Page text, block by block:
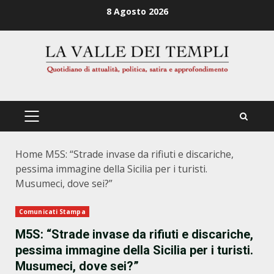
8 Agosto 2026
PRIMÄRES
Home M5S: “Strade invase da rifiuti e discariche,
pessima immagine della Sicilia per i turisti.
Musumeci, dove sei?”
Comunicati Stampa
M5S: “Strade invase da rifiuti e discariche,
pessima immagine della Sicilia per i turisti.
Musumeci, dove sei?”